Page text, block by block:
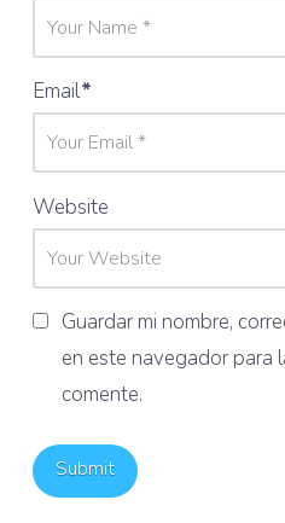
Email*
Website
Guardar mi nombre,
en este navegador para
comente.